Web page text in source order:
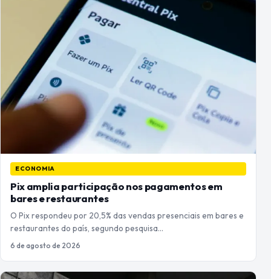
ECONOMIA
Pix amplia participação nos pagamentos em
bares e restaurantes
O Pix respondeu por 20,5% das vendas presenciais em bares e
restaurantes do país, segundo pesquisa…
6 de agosto de 2026